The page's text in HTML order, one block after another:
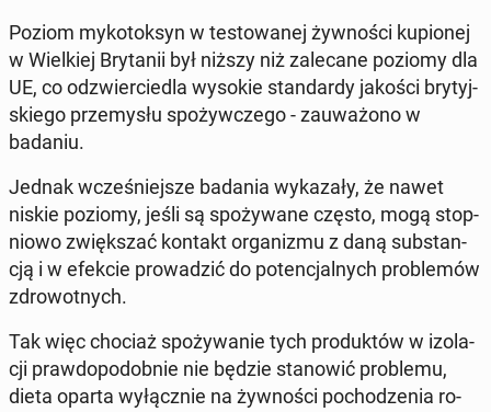
Poziom my­ko­tok­syn w te­sto­wa­nej żyw­no­ści ku­pio­nej
w Wiel­kiej Bry­ta­nii był niższy niż za­le­ca­ne poziomy dla
UE, co od­zwier­cie­dla wysokie stan­dar­dy jakości bry­tyj­
skie­go prze­my­słu spo­żyw­cze­go - za­uwa­żo­no w
badaniu.
Jednak wcze­śniej­sze badania wy­ka­za­ły, że nawet
niskie poziomy, jeśli są spo­ży­wa­ne często, mogą stop­
nio­wo zwięk­szać kontakt or­ga­ni­zmu z daną sub­stan­
cją i w efekcie pro­wa­dzić do po­ten­cjal­nych pro­ble­mów
zdro­wot­nych.
Tak więc chociaż spo­ży­wa­nie tych pro­duk­tów w izo­la­
cji praw­do­po­dob­nie nie będzie sta­no­wić pro­ble­mu,
dieta oparta wy­łącz­nie na żyw­no­ści po­cho­dze­nia ro­